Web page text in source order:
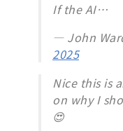
If the AI…
— John
2025
Nice this is
on why I
😍